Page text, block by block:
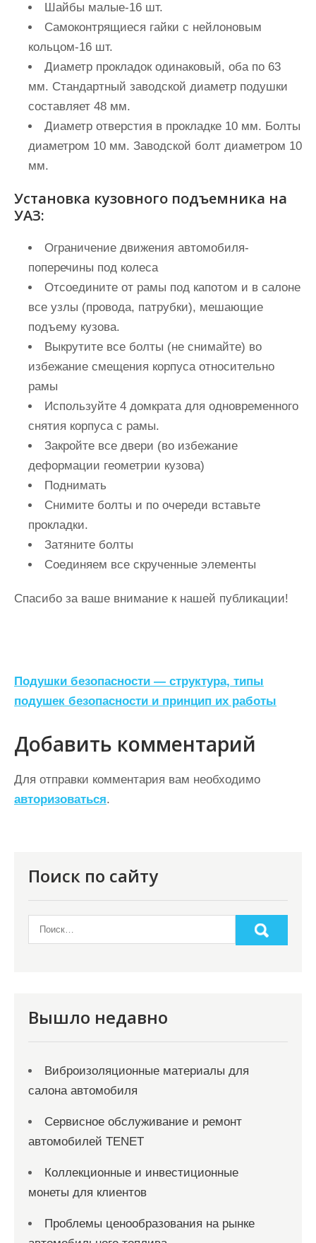
Шайбы малые-16 шт.
Самоконтрящиеся гайки с нейлоновым
кольцом-16 шт.
Диаметр прокладок одинаковый, оба по 63
мм. Стандартный заводской диаметр подушки
составляет 48 мм.
Диаметр отверстия в прокладке 10 мм. Болты
диаметром 10 мм. Заводской болт диаметром 10
мм.
Установка кузовного подъемника на
УАЗ:
Ограничение движения автомобиля-
поперечины под колеса
Отсоедините от рамы под капотом и в салоне
все узлы (провода, патрубки), мешающие
подъему кузова.
Выкрутите все болты (не снимайте) во
избежание смещения корпуса относительно
рамы
Используйте 4 домкрата для одновременного
снятия корпуса с рамы.
Закройте все двери (во избежание
деформации геометрии кузова)
Поднимать
Снимите болты и по очереди вставьте
прокладки.
Затяните болты
Соединяем все скрученные элементы
Спасибо за ваше внимание к нашей публикации!
Н
а
в
и
г
а
м
Подушки безопасности — структура, типы
подушек безопасности и принцип их работы
Добавить комментарий
Для отправки комментария вам необходимо
авторизоваться.
Поиск по сайту
Вышло недавно
Виброизоляционные материалы для
салона автомобиля
Сервисное обслуживание и ремонт
автомобилей TENET
Коллекционные и инвестиционные
монеты для клиентов
Проблемы ценообразования на рынке